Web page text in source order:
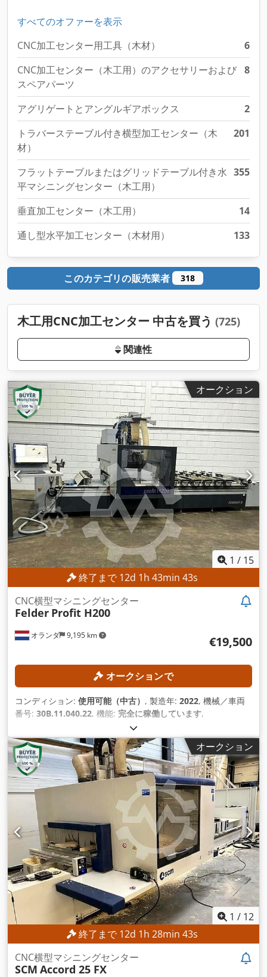
すべてのオファーを表示
CNC加工センター用工具（木材）
6
CNC加工センター（木工用）のアクセサリーおよび
スペアパーツ
8
アグリゲートとアングルギアボックス
2
トラバーステーブル付き横型加工センター（木
材）
201
フラットテーブルまたはグリッドテーブル付き水
平マシニングセンター（木工用）
355
垂直加工センター（木工用）
14
通し型水平加工センター（木材用）
133
このカテゴリの販売業者 318
木工用CNC加工センター 中古を買う (725)
関連性
オークション
1 / 15
終了まで12d 1h 43min 41s
オランダ 9,195 km
CNC横型マシニングセンター
Felder Profit H200
€19,500
オークションで
コンディション: 使用可能（中古） , 製造年: 2022, 機械／車両
番号: 30B.11.040.22, 機能: 完全に稼働しています,
オークション
1 / 12
終了まで12d 1h 28min 41s
CNC横型マシニングセンター
SCM Accord 25 FX